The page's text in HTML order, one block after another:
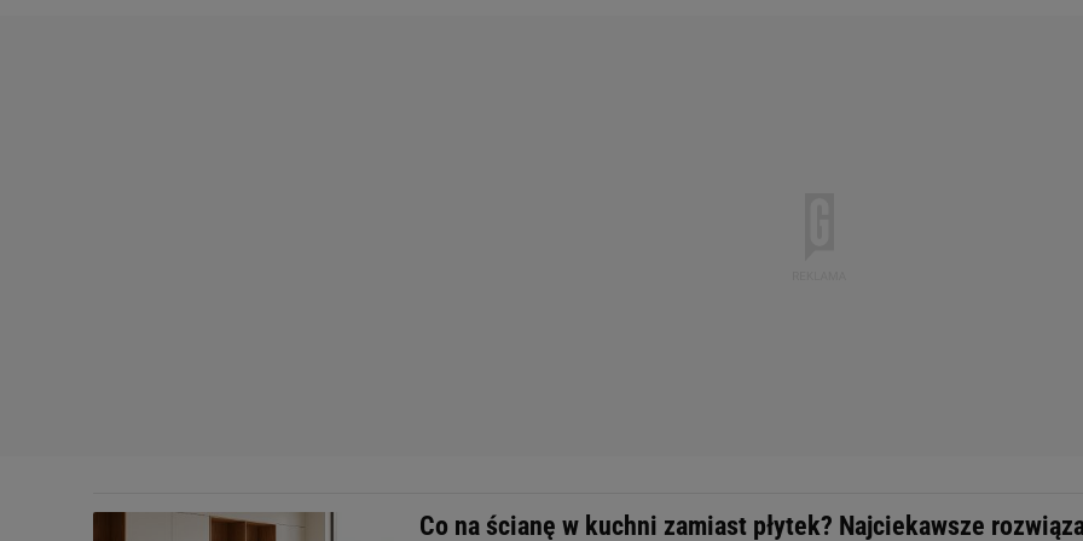
Co na ścianę w kuchni zamiast płytek? Najciekawsze